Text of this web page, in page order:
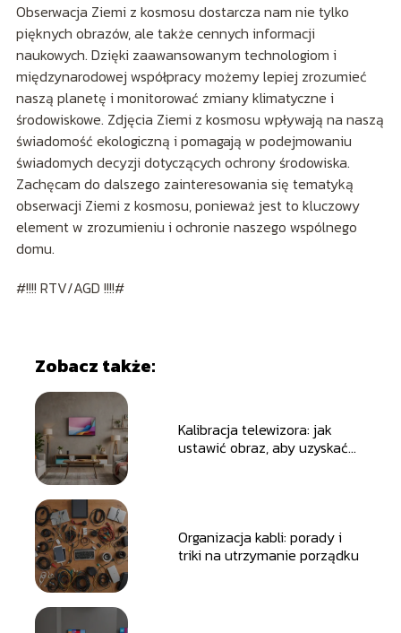
Obserwacja Ziemi z kosmosu dostarcza nam nie tylko
pięknych obrazów, ale także cennych informacji
naukowych. Dzięki zaawansowanym technologiom i
międzynarodowej współpracy możemy lepiej zrozumieć
naszą planetę i monitorować zmiany klimatyczne i
środowiskowe. Zdjęcia Ziemi z kosmosu wpływają na naszą
świadomość ekologiczną i pomagają w podejmowaniu
świadomych decyzji dotyczących ochrony środowiska.
Zachęcam do dalszego zainteresowania się tematyką
obserwacji Ziemi z kosmosu, ponieważ jest to kluczowy
element w zrozumieniu i ochronie naszego wspólnego
domu.
#!!!! RTV/AGD !!!!#
Zobacz także:
Kalibracja telewizora: jak
ustawić obraz, aby uzyskać
Organizacja kabli: porady i
triki na utrzymanie porządku